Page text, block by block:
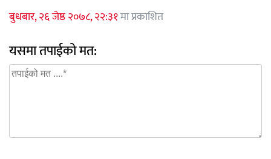
बुधबार, २६ जेष्ठ २०७८, २२:३१मा प्रकाशित
यसमा तपाईको मत: